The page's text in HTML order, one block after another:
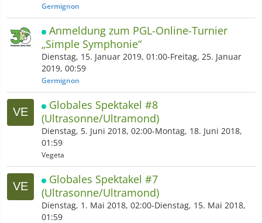
Germignon
Anmeldung zum PGL-Online-Turnier
„Simple Symphonie“
Dienstag, 15. Januar 2019, 01:00-Freitag, 25. Januar
2019, 00:59
Germignon
Globales Spektakel #8
(Ultrasonne/Ultramond)
Dienstag, 5. Juni 2018, 02:00-Montag, 18. Juni 2018,
01:59
Vegeta
Globales Spektakel #7
(Ultrasonne/Ultramond)
Dienstag, 1. Mai 2018, 02:00-Dienstag, 15. Mai 2018,
01:59